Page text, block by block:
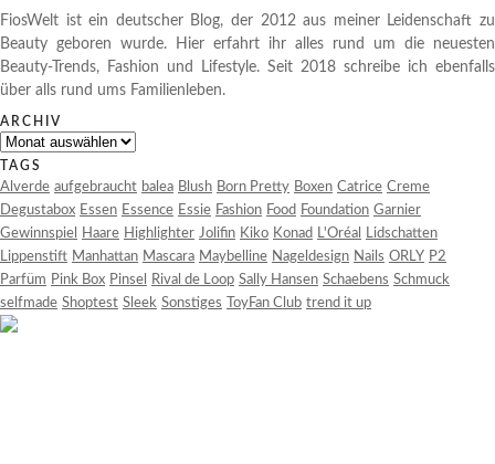
FiosWelt ist ein deutscher Blog, der 2012 aus meiner Leidenschaft zu
Beauty geboren wurde. Hier erfahrt ihr alles rund um die neuesten
Beauty-Trends, Fashion und Lifestyle. Seit 2018 schreibe ich ebenfalls
über alls rund ums Familienleben.
ARCHIV
Archiv
TAGS
Alverde aufgebraucht balea Blush Born Pretty Boxen Catrice Creme
Degustabox Essen Essence Essie Fashion Food Foundation Garnier
Gewinnspiel
Haare Highlighter Jolifin Kiko Konad L'Oréal
Lidschatten
Lippenstift Manhattan Mascara Maybelline Nageldesign Nails ORLY P2
Parfüm Pink Box Pinsel Rival de Loop Sally Hansen Schaebens Schmuck
selfmade Shoptest Sleek Sonstiges ToyFan Club trend it up